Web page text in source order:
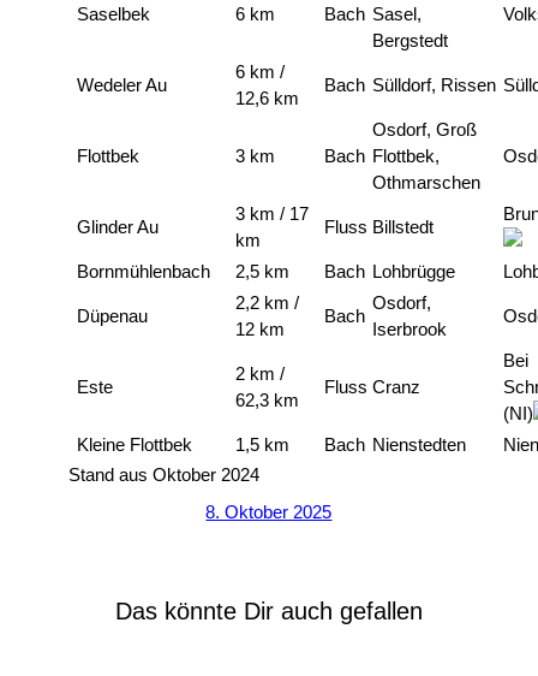
Saselbek 6 km Bach Sasel,
Bergstedt
Wedeler Au
6 km /
12,6 km
Bach Sülldorf, Rissen
Flottbek 3 km Bach
Osdorf, Groß
Flottbek,
Othmarschen
Glinder Au
3 km / 17
km
Fluss Billstedt
Bornmühlenbach 2,5 km Bach Lohbrügge
Düpenau
2,2 km /
12 km
Bach
Osdorf,
Iserbrook
Este
2 km /
62,3 km
Fluss Cranz
Bei
(NI)
Kleine Flottbek
1,5 km Bach Nienstedten
Stand aus Oktober 2024
8. Oktober 2025
Das könnte Dir auch gefallen